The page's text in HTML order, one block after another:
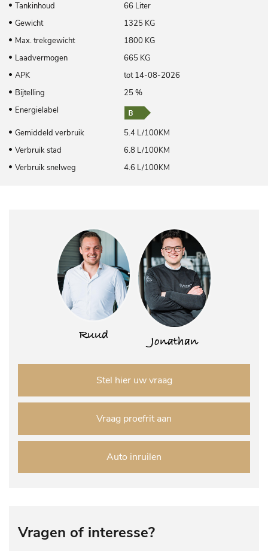
Tankinhoud
66 Liter
Gewicht
1325 KG
Max. trekgewicht
1800 KG
Laadvermogen
665 KG
APK
tot 14-08-2026
Bijtelling
25 %
Energielabel
Gemiddeld verbruik
5.4 L/100KM
Verbruik stad
6.8 L/100KM
Verbruik snelweg
4.6 L/100KM
Ruud Jonathan
Stel hier uw vraag
Vraag proefrit aan
Auto inruilen
Vragen of interesse?